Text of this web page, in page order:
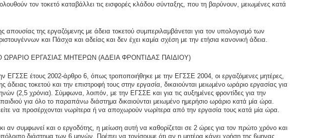
τον τοκετό καταβάλλει τις εισφορές κλάδου σύνταξης, που τη βαρύνουν, μειωμένες κατά
απουσίας της εργαζόμενης με άδεια τοκετού συμπεριλαμβάνεται για τον υπολογισμό των
και Πάσχα και αδείας και δεν έχει καμία σχέση με την ετήσια κανονική άδεια.
ΕΡΓΑΣΙΑΣ ΜΗΤΕΡΩΝ (ΑΔΕΙΑ ΦΡΟΝΤΙΔΑΣ ΠΑΙΔΙΟΥ)
ΕΓΣΣΕ έτους 2002-άρθρο 6, όπως τροποποιήθηκε με την ΕΓΣΣΕ 2004, οι εργαζόμενες μητέρες,
άδειας τοκετού και την επιστροφή τους στην εργασία, δικαιούνται μειωμένο ωράριο εργασίας για
(2,5 χρόνια). Σύμφωνα, λοιπόν, με την ΕΓΣΣΕ και για τις αυξημένες φροντίδες για την
για όλο το παραπάνω διάστημα δικαιούνται μειωμένο ημερήσιο ωράριο κατά μία ώρα.
να προσέρχονται νωρίτερα ή να αποχωρούν νωρίτερα από την εργασία τους κατά μία ώρα.
αν συμφωνεί και ο εργοδότης, η μείωση αυτή να καθορίζεται σε 2 ώρες για τον πρώτο χρόνο και
διάστημα των 6 μηνών. Πρέπει να τονίσουμε ότι αν η μητέρα κάνει χρήση της 6μηνας